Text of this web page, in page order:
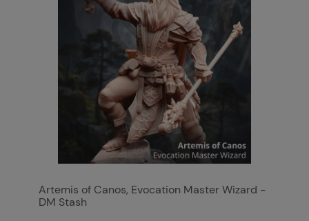
Artemis of Canos, Evocation Master Wizard -
DM Stash